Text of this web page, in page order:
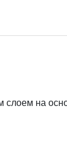
слоем на